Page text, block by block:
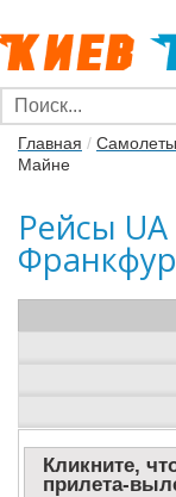
Главная / Самолеты
Майне
Рейсы
Кликните,
прилета-